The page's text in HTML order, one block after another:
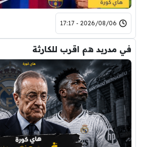
2026/08/06 - 17:17
في مدريد هم اقرب للكارثة